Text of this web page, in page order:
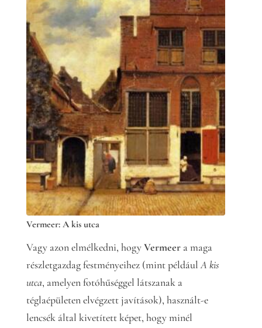
Vermeer: A kis utca
Vagy azon elmélkedni, hogyVermeer a maga
részletgazdag festményeihez (mint példáulA kis
utca, amelyen fotóhűséggel látszanak a
téglaépületen elvégzett javítások), használt-e
lencsék által kivetített képet, hogy minél